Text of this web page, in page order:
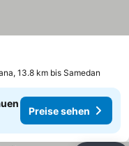
13.8 km bis Samedan
Preise sehen